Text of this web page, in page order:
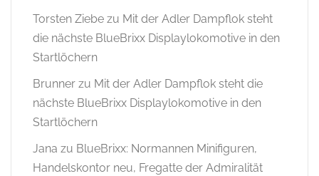
Torsten Ziebe zu Mit der Adler Dampflok steht
die nächste BlueBrixx Displaylokomotive in den
Startlöchern
Brunner zu Mit der Adler Dampflok steht die
nächste BlueBrixx Displaylokomotive in den
Startlöchern
Jana zu BlueBrixx: Normannen Minifiguren,
Handelskontor neu, Fregatte der Admiralität